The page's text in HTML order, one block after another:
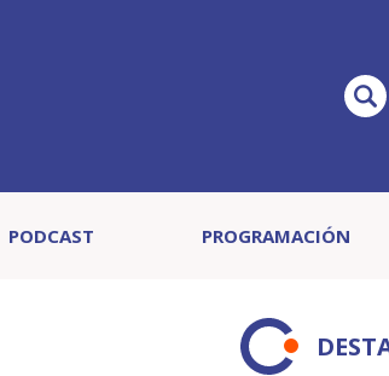
PODCAST PROGRAMACIÓN